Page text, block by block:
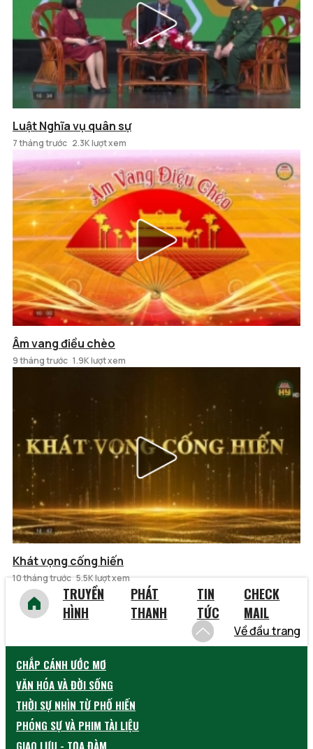
Luật Nghĩa vụ quân sự
7 tháng trước 2.3K lượt xem
Âm vang điều chèo
9 tháng trước 1.9K lượt xem
Khát vọng cống hiến
10 tháng trước 5.5K lượt xem
TRUYỀN
HÌNH
PHÁT
THANH
TIN
TỨC
CHECK
MAIL
Về đầu trang
CHẮP CÁNH ƯỚC MƠ
VĂN HÓA VÀ ĐỜI SỐNG
THỜI SỰ NHÌN TỪ PHỐ HIẾN
PHÓNG SỰ VÀ PHIM TÀI LIỆU
GIAO LƯU - TỌA ĐÀM